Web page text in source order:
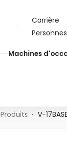
Carrière
Machines
Produits V-